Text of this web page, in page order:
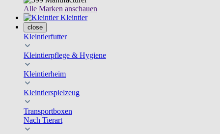
Alle Marken anschauen
Kleintier
close
Kleintierfutter
Kleintierpflege & Hygiene
Kleintierheim
Kleintierspielzeug
Transportboxen
Nach Tierart